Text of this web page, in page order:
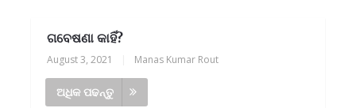
ଗବେଷଣା କାହିଁ?
August 3, 2021 Manas Kumar Rout
ଅଧିକ ପଢନ୍ତୁ